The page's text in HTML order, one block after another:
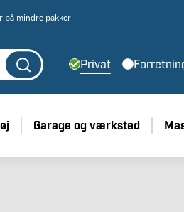
på mindre pakker
Privat
Garage og værksted